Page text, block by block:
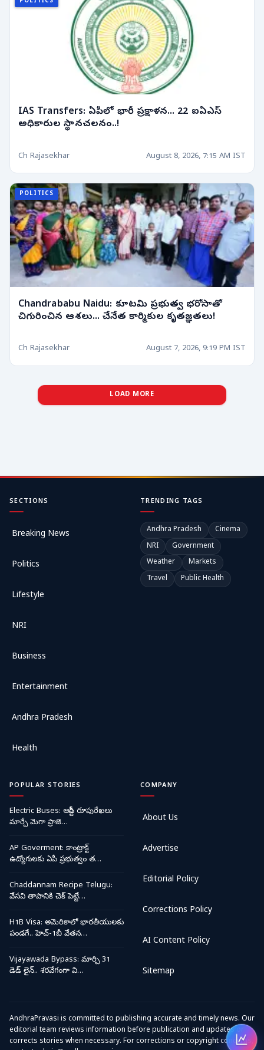
IAS Transfers: ఏపీలో భారీ ప్రక్షాళన... 22 ఐఏఎస్
అధికారుల స్థానచలనం..!
Ch Rajasekhar August 8, 2026, 7:15 AM IST
POLITICS
Chandrababu Naidu: కూటమి ప్రభుత్వ భరోసాతో
చిగురించిన ఆశలు... చేనేత కార్మికుల కృతజ్ఞతలు!
Ch Rajasekhar August 7, 2026, 9:19 PM IST
LOAD MORE
SECTIONS
Breaking News
Politics
Lifestyle
NRI
Business
Entertainment
Andhra Pradesh
Health
TRENDING TAGS
Andhra Pradesh
Cinema
NRI
Government
Weather
Markets
Travel
Public Health
POPULAR STORIES
Electric Buses: ఆర్టీసీ రూపురేఖలు
మార్చే మెగా ప్రాజె…
AP Goverment: కాంట్రాక్ట్
ఉద్యోగులకు ఏపీ ప్రభుత్వం త…
Chaddannam Recipe Telugu:
వేసవి తాపానికి చెక్ పెట్టే…
H1B Visa: అమెరికాలో భారతీయులకు
పండగే.. హెచ్-1బీ వేతన…
Vijayawada Bypass: మార్చి 31
డెడ్ లైన్.. శరవేగంగా వి…
COMPANY
About Us
Advertise
Editorial Policy
Corrections Policy
AI Content Policy
Sitemap
AndhraPravasi is committed to publishing accurate and timely news. Our
editorial team reviews information before publication and updates or
corrects stories when necessary. For corrections or copyright concerns,